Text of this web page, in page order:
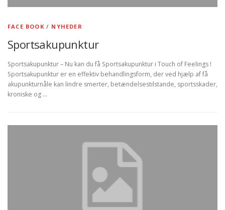
FACE BOOK / NYHEDER
Sportsakupunktur
Sportsakupunktur – Nu kan du få Sportsakupunktur i Touch of Feelings !
Sportsakupunktur er en effektiv behandlingsform, der ved hjælp af få
akupunkturnåle kan lindre smerter, betændelsestilstande, sportsskader,
kroniske og …